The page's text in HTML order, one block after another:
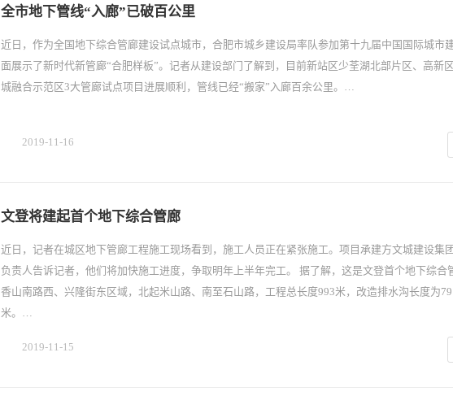
全市地下管线“入廊”已破百公里
近日，作为全国地下综合管廊建设试点城市，合肥市城乡建设局率队参加第十九届中国国际城市
面展示了新时代新管廊“合肥样板”。记者从建设部门了解到，目前新站区少荃湖北部片区、高新
城融合示范区3大管廊试点项目进展顺利，管线已经“搬家”入廊百余公里。…
2019-11-16
文登将建起首个地下综合管廊
近日，记者在城区地下管廊工程施工现场看到，施工人员正在紧张施工。项目承建方文城建设集
负责人告诉记者，他们将加快施工进度，争取明年上半年完工。 据了解，这是文登首个地下综合
香山南路西、兴隆街东区域，北起米山路、南至石山路，工程总长度993米，改造排水沟长度为
米。…
2019-11-15